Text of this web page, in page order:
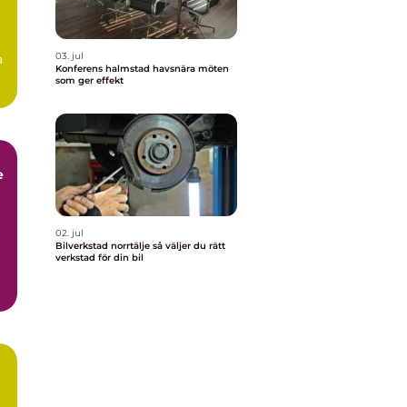
03. jul
Konferens halmstad havsnära möten
som ger effekt
02. jul
Bilverkstad norrtälje så väljer du rätt
verkstad för din bil